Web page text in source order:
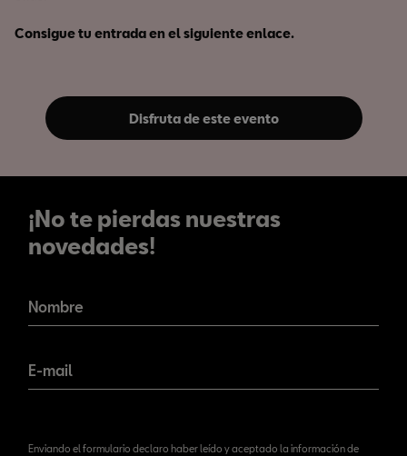
Consigue tu entrada en el siguiente enlace.
Disfruta de este evento
¡No te pierdas nuestras
novedades!
novedades!
Nombre
E-mail
Enviando el formulario declaro haber leído y aceptado la información de